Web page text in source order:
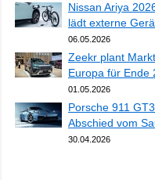
Nissan Ariya
lädt externe
06.05.2026
Zeekr plant
Europa für Ende
01.05.2026
Porsche 911
Abschied vom
30.04.2026